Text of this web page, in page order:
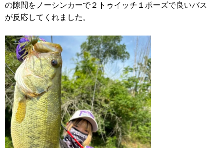
の隙間をノーシンカーで２トゥイッチ１ポーズで良いバス
が反応してくれました。